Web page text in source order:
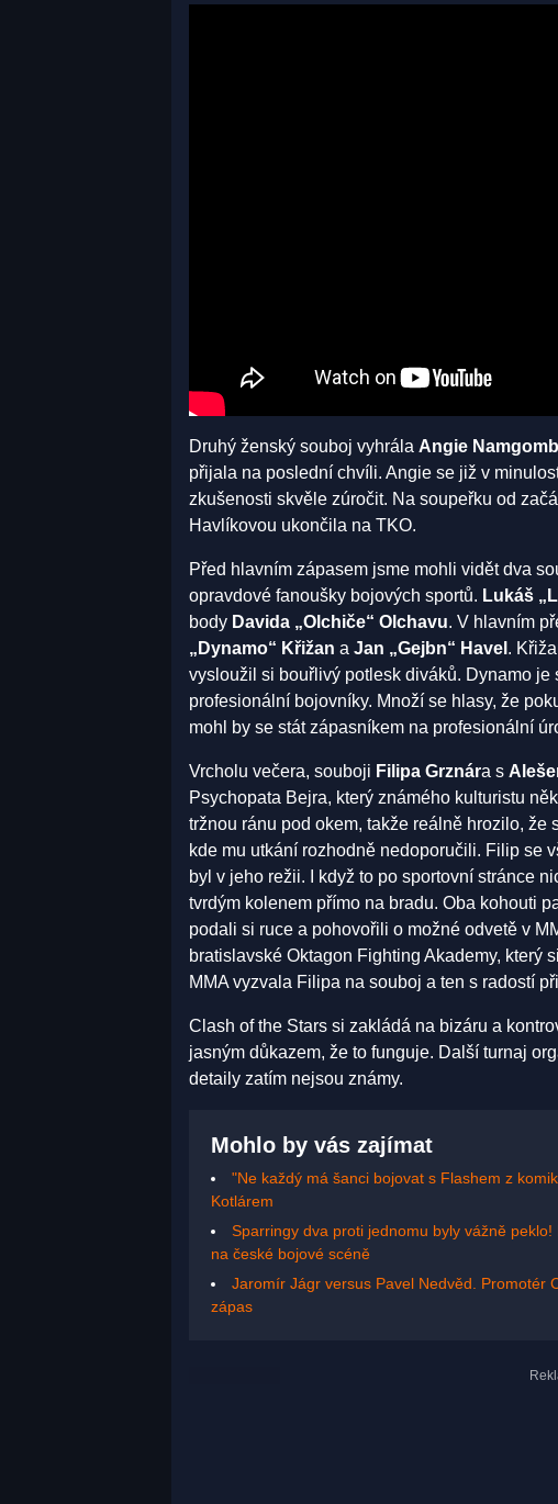
Druhý ženský souboj vyhrála Angie
přijala na poslední chvíli. Angie se již v
zkušenosti skvěle zúročit. Na soupeřku od
Havlíkovou ukončila na TKO.
Před hlavním zápasem jsme mohli vidět dva
opravdové fanoušky bojových sportů. Lukáš
body Davida „Olchiče“ Olchavu. V hlavním
„Dynamo“ Křižan a Jan „Gejbn“ Havel .
vysloužil si bouřlivý potlesk diváků. Dynamo
profesionální bojovníky. Množí se hlasy, že
mohl by se stát zápasníkem na profesionální
Vrcholu večera, souboji Filipa Grznára s
Psychopata Bejra, který známého kulturistu
tržnou ránu pod okem, takže reálně hrozilo,
kde mu utkání rozhodně nedoporučili. Filip se
byl v jeho režii. I když to po sportovní stránce
tvrdým kolenem přímo na bradu. Oba kohouti
podali si ruce a pohovořili o možné odvetě v
bratislavské Oktagon Fighting Akademy, který
MMA vyzvala Filipa na souboj a ten s radostí
Clash of the Stars si zakládá na bizáru a
jasným důkazem, že to funguje. Další turnaj
detaily zatím nejsou známy.
Mohlo by vás zajímat
"Ne každý má šanci bojovat s Flashem z
Kotlárem
Sparringy dva proti jednomu byly vážně
na české bojové scéně
Jaromír Jágr versus Pavel Nedvěd. Promotér
zápas